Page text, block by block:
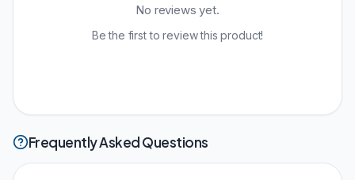
No reviews yet.
Be the first to review this product!
Frequently Asked Questions